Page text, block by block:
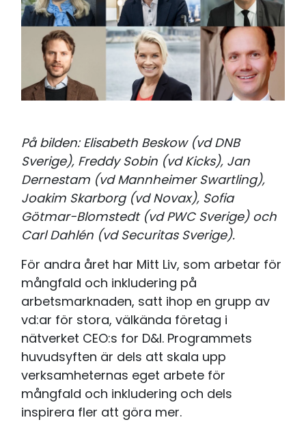
På bilden: Elisabeth Beskow (vd DNB
Sverige), Freddy Sobin (vd Kicks), Jan
Dernestam (vd Mannheimer Swartling),
Joakim Skarborg (vd Novax), Sofia
Götmar-Blomstedt (vd PWC Sverige) och
Carl Dahlén (vd Securitas Sverige).
För andra året har Mitt Liv, som arbetar för
mångfald och inkludering på
arbetsmarknaden, satt ihop en grupp av
vd:ar för stora, välkända företag i
nätverket CEO:s for D&I. Programmets
huvudsyften är dels att skala upp
verksamheternas eget arbete för
mångfald och inkludering och dels
inspirera fler att göra mer.